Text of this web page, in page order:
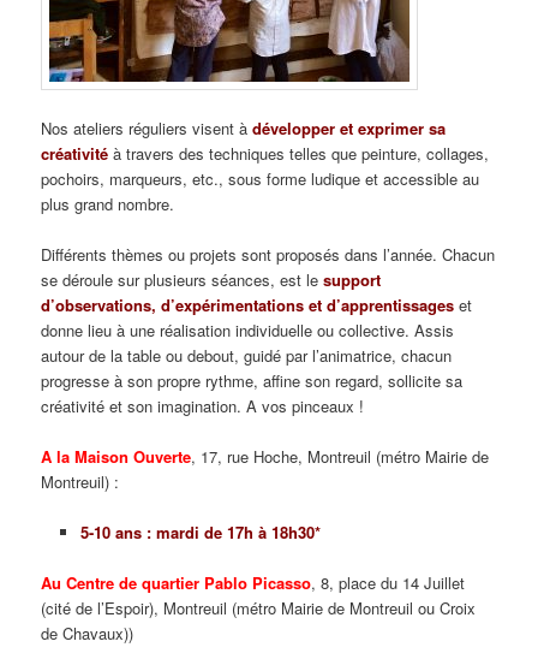
Nos ateliers réguliers visent àdévelopper et exprimer sa
créativité à travers des techniques telles que peinture, collages,
pochoirs, marqueurs, etc., sous forme ludique et accessible au
plus grand nombre.
Différents thèmes ou projets sont proposés dans l’année. Chacun
se déroule sur plusieurs séances, est lesupport
d’observations, d’expérimentations et d’apprentissages et
donne lieu à une réalisation individuelle ou collective. Assis
autour de la table ou debout, guidé par l’animatrice, chacun
progresse à son propre rythme, affine son regard, sollicite sa
créativité et son imagination. A vos pinceaux !
A la Maison Ouverte, 17, rue Hoche, Montreuil (métro Mairie de
Montreuil) :
5-10 ans : mardi de 17h à 18h30*
Au Centre de quartier Pablo Picasso, 8, place du 14 Juillet
(cité de l’Espoir), Montreuil (métro Mairie de Montreuil ou Croix
de Chavaux))